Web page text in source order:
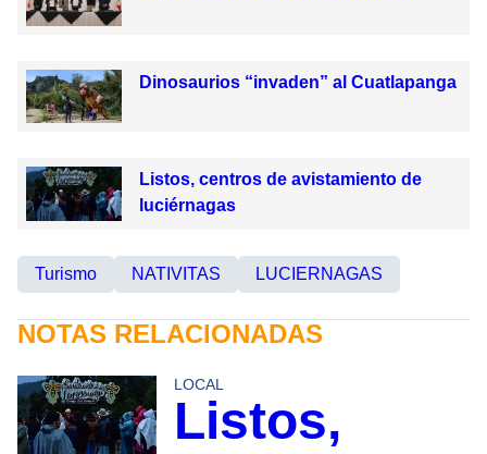
Dinosaurios “invaden” al Cuatlapanga
Listos, centros de avistamiento de
luciérnagas
Turismo NATIVITAS LUCIERNAGAS
NOTAS RELACIONADAS
LOCAL
Listos,